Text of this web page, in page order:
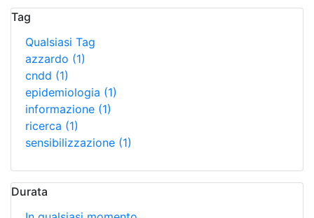
Tag
Qualsiasi Tag
azzardo (1)
cndd (1)
epidemiologia (1)
informazione (1)
ricerca (1)
sensibilizzazione (1)
Durata